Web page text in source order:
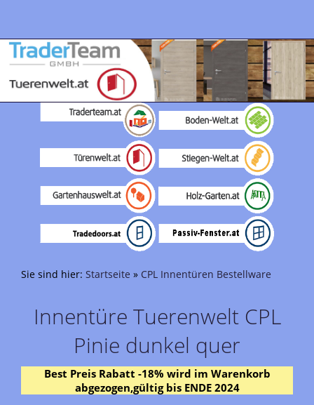
Sie sind hier: Startseite » CPL Innentüren Bestellware
Innentüre Tuerenwelt CPL
Pinie dunkel quer
Best Preis Rabatt -18% wird im Warenkorb
abgezogen,gültig bis ENDE 2024